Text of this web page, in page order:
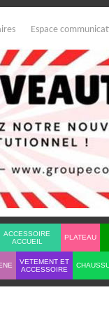
Espace
Réf.
Identifiant
Mot de
ACCESSOIRE
ACCUEIL
PLATEAU
VETEMENT ET
ACCESSOIRE